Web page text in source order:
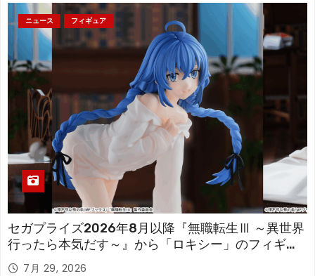
ニュース フィギュア
セガプライズ2026年8月以降『無職転生Ⅲ ～異世界
行ったら本気だす～』から「ロキシー」のフィギュ
アが登場！
7月 29, 2026